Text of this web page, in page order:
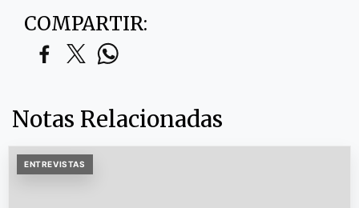
COMPARTIR:
Notas Relacionadas
ENTREVISTAS